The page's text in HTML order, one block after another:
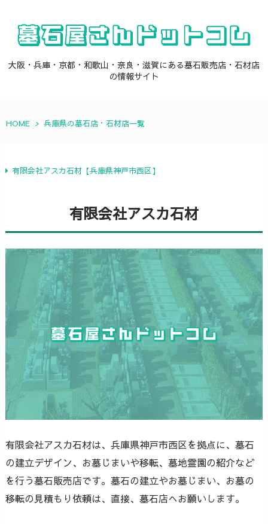
大阪・兵庫・京都・和歌山・奈良・滋賀にある墓石販売店・石材店
の情報サイト
HOME > 兵庫県の墓石店・石材店一覧
有限会社アスカ石材【兵庫県神戸市西区】
有限会社アスカ石材
有限会社アスカ石材は、兵庫県神戸市西区を拠点に、墓石
の建立デザイン、お墓じまいや移転、墓地霊園の紹介など
を行う墓石販売店です。墓石の建立やお墓じまい、お墓の
移転の見積もり依頼は、直接、墓石店へお願いします。